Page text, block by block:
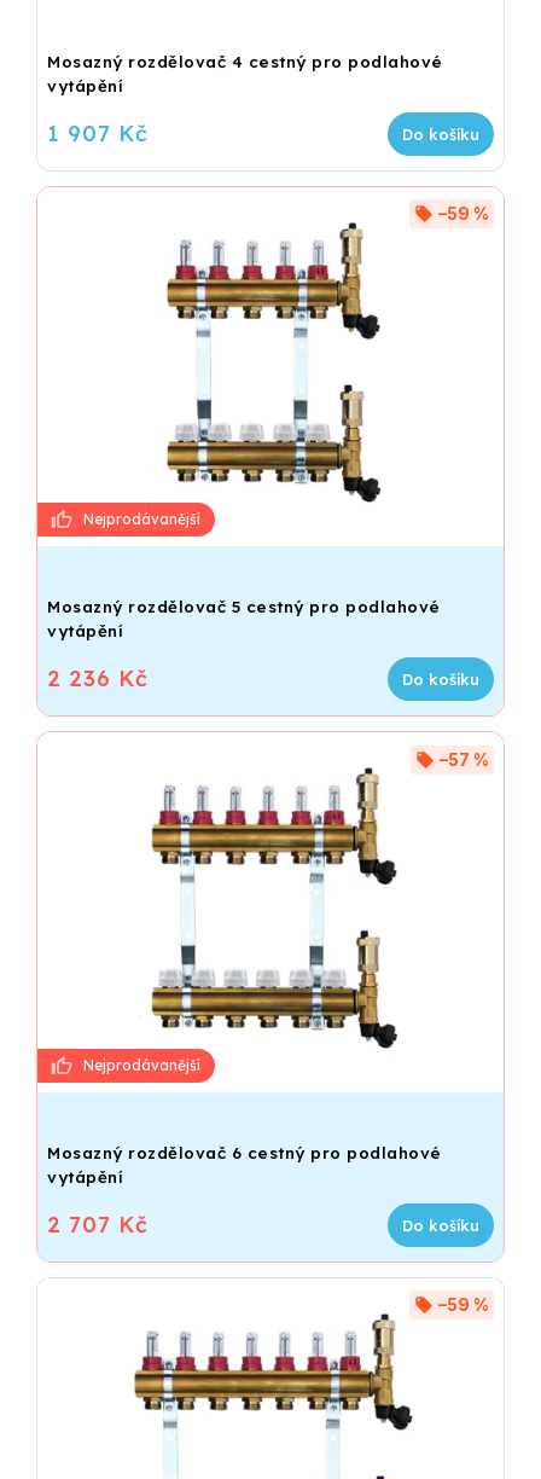
Mosazný rozdělovač 4 cestný pro podlahové
vytápění
1 907 Kč Do košíku
Mosazný rozdělovač 5 cestný pro podlahové
vytápění
–59 %
2 236 Kč Do košíku
Mosazný rozdělovač 6 cestný pro podlahové
vytápění
–57 %
2 707 Kč Do košíku
–59 %